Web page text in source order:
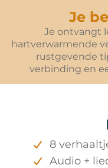
Je
Je ontvangt
hartverwarmende
rustgevende
verbinding en
8
Audio +